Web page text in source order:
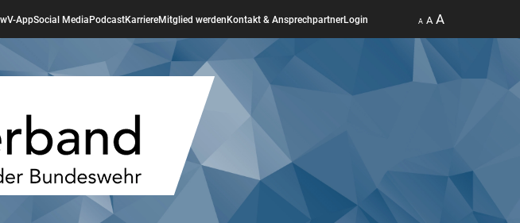
AppSocial Media PodcastKarriereMitglied werden Kontakt & AnsprechpartnerLogin A A A